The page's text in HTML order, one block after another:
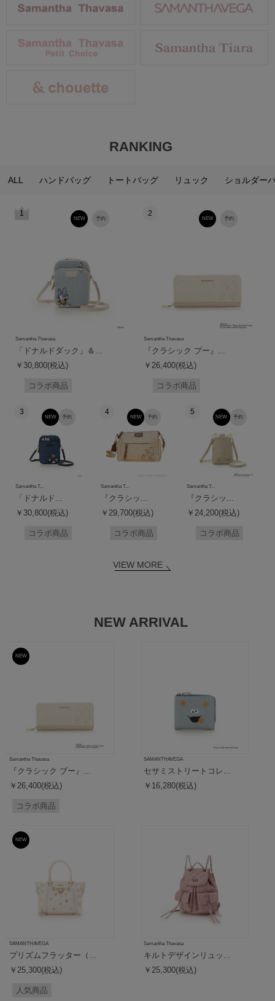
RANKING
ALL ハンドバッグ トートバッグ リュック ショルダー
1
予約
NEW
Samantha Thavasa
「ドナルドダック」＆...
￥30,800(税込)
コラボ商品
2
予約
NEW
Samantha Thavasa
『クラシック プー』...
￥26,400(税込)
コラボ商品
3
予約
NEW
Samantha T...
「ドナルド...
￥30,800(税込)
コラボ商品
4
予約
NEW
Samantha T...
『クラシッ...
￥29,700(税込)
コラボ商品
5
予約
NEW
Samantha T...
『クラシッ...
￥24,200(税込)
コラボ商品
VIEW MORE
NEW ARRIVAL
予約
NEW
Samantha Thavasa
『クラシック プー』...
￥26,400(税込)
コラボ商品
SAMANTHAVEGA
セサミストリートコレ...
￥16,280(税込)
NEW
SAMANTHAVEGA
プリズムフラッター（...
￥25,300(税込)
人気商品
Samantha Thavasa
キルトデザインリュッ...
￥25,300(税込)